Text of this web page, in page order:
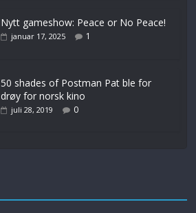
Nytt gameshow: Peace or No Peace!
januar 17, 2025 1
50 shades of Postman Pat ble for
drøy for norsk kino
juli 28, 2019 0